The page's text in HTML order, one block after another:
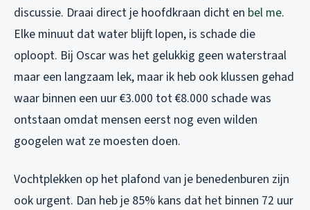
discussie. Draai direct je hoofdkraan dicht en bel me.
Elke minuut dat water blijft lopen, is schade die
oploopt. Bij Oscar was het gelukkig geen waterstraal
maar een langzaam lek, maar ik heb ook klussen gehad
waar binnen een uur €3.000 tot €8.000 schade was
ontstaan omdat mensen eerst nog even wilden
googelen wat ze moesten doen.
Vochtplekken op het plafond van je benedenburen zijn
ook urgent. Dan heb je 85% kans dat het binnen 72 uur